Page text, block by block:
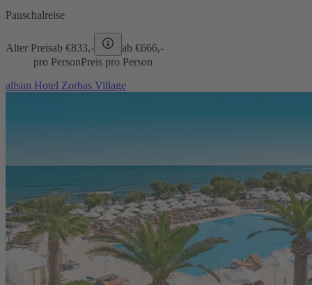
Pauschalreise
Alter Preisab €833,- ab €666,-
pro PersonPreis pro Person
allsun Hotel Zorbas Village